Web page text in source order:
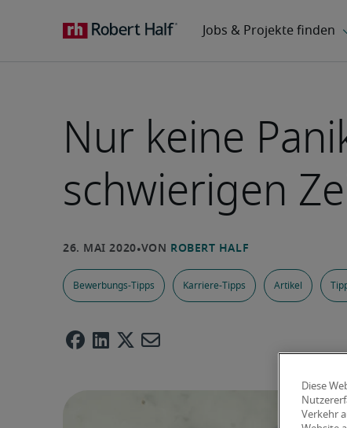
Nur keine
schwierigen
Bewerbungs-Tipps Karriere-Tipps Artikel
Diese
Verkehr